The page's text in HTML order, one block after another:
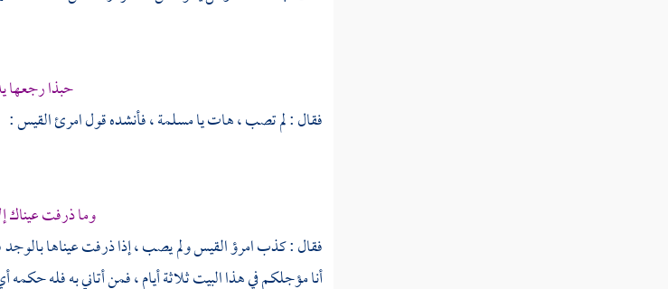
حبذا رجعها
فقال : لم تصب ، هات يامسلمة ،فأنشده قولامرئ القيس:
وما ذرفت
فقال : كذبامرؤ القيسولم يصب ، إذا ذرفت عيناها بالوجد
أنا مؤجلكم في هذا البيت ثلاثة أيام ، فمن أتاني به فله